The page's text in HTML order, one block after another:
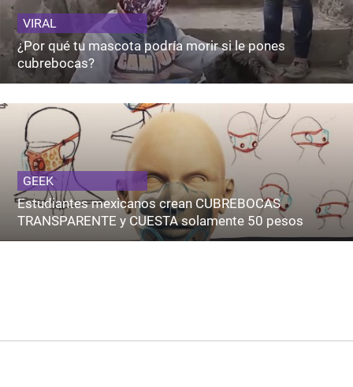
VIRAL
¿Por qué tu mascota podría morir si le pones
cubrebocas?
GEEK
Estudiantes mexicanos crean CUBREBOCAS
TRANSPARENTE y CUESTA solamente 50 pesos